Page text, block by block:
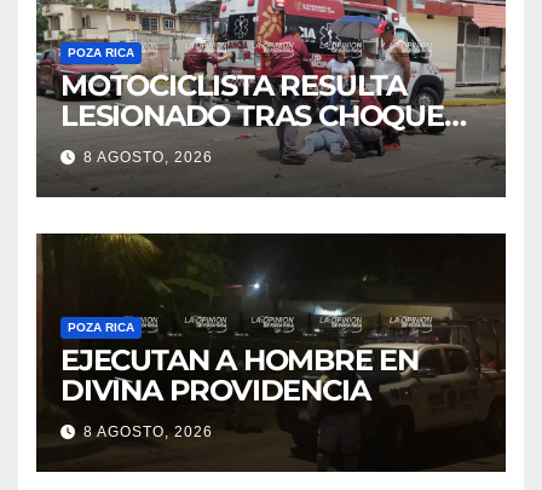
POZA RICA
MOTOCICLISTA RESULTA
LESIONADO TRAS CHOQUE
EN LA 27 DE SEPTIEMBRE
8 AGOSTO, 2026
POZA RICA
EJECUTAN A HOMBRE EN
DIVINA PROVIDENCIA
8 AGOSTO, 2026